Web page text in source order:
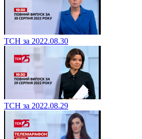
ТСН за 2022.08.30
ТСН за 2022.08.29